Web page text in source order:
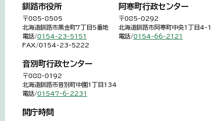
釧路市役所
〒085-8505
北海道釧路市黒金町7丁目5番地
電話/0154-23-5151
FAX/0154-23-5222
阿寒町行政センター
〒085-0292
北海道釧路市阿寒町中央1丁目4-1
電話/0154-66-2121
音別町行政センター
〒088-0192
北海道釧路市音別町中園1丁目134
電話/01547-6-2231
開庁時間